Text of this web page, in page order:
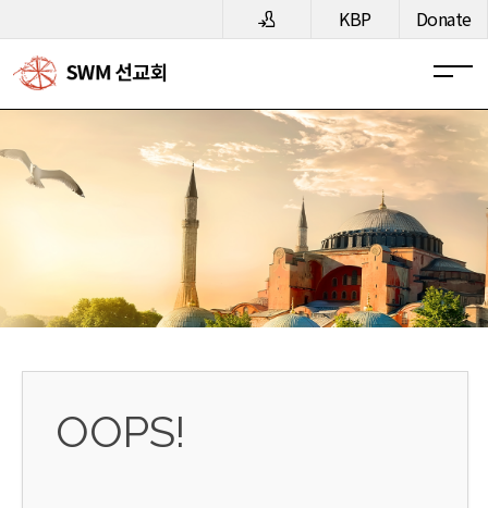
메뉴 건너뛰기 KBP Donate
OOPS!